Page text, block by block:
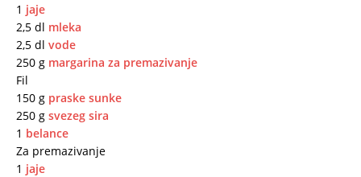
1 jaje
2,5 dl mleka
2,5 dl vode
250 g margarina za premazivanje
Fil
150 g praske sunke
250 g svezeg sira
1 belance
Za premazivanje
1 jaje